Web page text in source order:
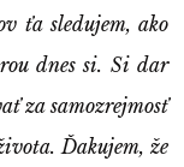
ťa sledujem, ako
dnes si. Si dar
za samozrejmosť
Ďakujem, že